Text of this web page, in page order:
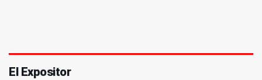
El Expositor